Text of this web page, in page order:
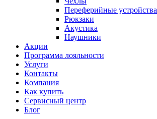
Переферийные устройства
Рюкзаки
Акустика
Наушники
Акции
Программа лояльности
Услуги
Контакты
Компания
Как купить
Сервисный центр
Блог